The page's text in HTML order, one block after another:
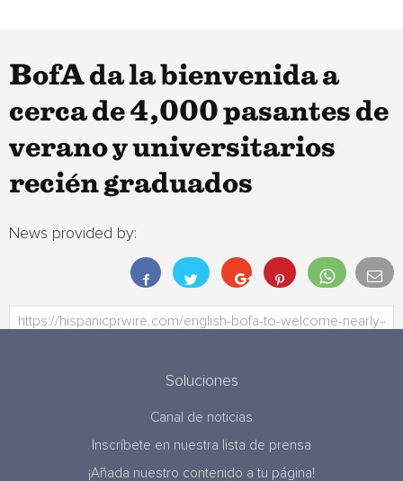
BofA da la bienvenida a
cerca de 4,000 pasantes de
verano y universitarios
recién graduados
News provided by:
Soluciones
Canal de noticias
Inscríbete en nuestra lista de prensa
¡Añada nuestro contenido a tu página!